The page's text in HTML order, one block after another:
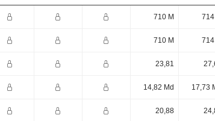
710 M 714
710 M 714
23,81
14,82 Md 17,73
20,88